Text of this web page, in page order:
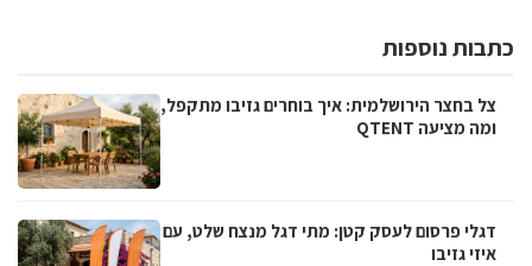
כתבות נוספות
צל בחצר הירושלמית: איך בוחרים גזיבו מתקפל,
ומה מציעה QTENT
דגלי פרסום לעסק קטן: מתי דגל מנצח שלט, עם
איזי גזיבו